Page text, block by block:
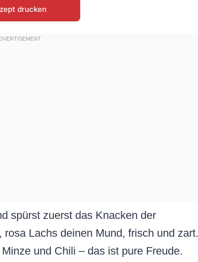
drucken
spürst zuerst das Knacken der
Lachs deinen Mund, frisch und zart.
und Chili – das ist pure Freude.